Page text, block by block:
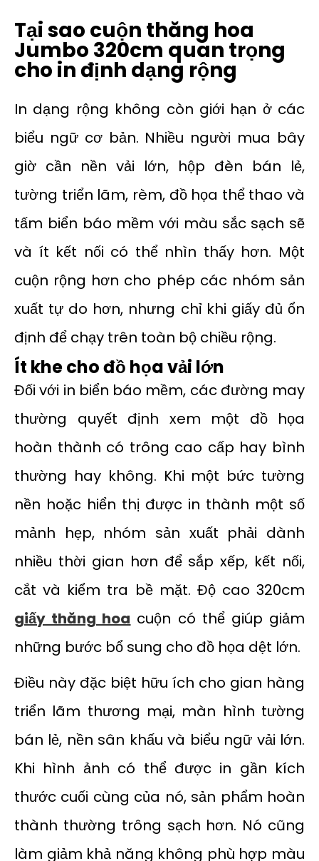
Tại sao cuộn thăng hoa
Jumbo 320cm quan trọng
cho in định dạng rộng
In dạng rộng không còn giới hạn ở các
biểu ngữ cơ bản. Nhiều người mua bây
giờ cần nền vải lớn, hộp đèn bán lẻ,
tường triển lãm, rèm, đồ họa thể thao và
tấm biển báo mềm với màu sắc sạch sẽ
và ít kết nối có thể nhìn thấy hơn. Một
cuộn rộng hơn cho phép các nhóm sản
xuất tự do hơn, nhưng chỉ khi giấy đủ ổn
định để chạy trên toàn bộ chiều rộng.
Ít khe cho đồ họa vải lớn
Đối với in biển báo mềm, các đường may
thường quyết định xem một đồ họa
hoàn thành có trông cao cấp hay bình
thường hay không. Khi một bức tường
nền hoặc hiển thị được in thành một số
mảnh hẹp, nhóm sản xuất phải dành
nhiều thời gian hơn để sắp xếp, kết nối,
cắt và kiểm tra bề mặt. Độ cao 320cm
giấy thăng hoa cuộn có thể giúp giảm
những bước bổ sung cho đồ họa dệt lớn.
Điều này đặc biệt hữu ích cho gian hàng
triển lãm thương mại, màn hình tường
bán lẻ, nền sân khấu và biểu ngữ vải lớn.
Khi hình ảnh có thể được in gần kích
thước cuối cùng của nó, sản phẩm hoàn
thành thường trông sạch hơn. Nó cũng
làm giảm khả năng không phù hợp màu